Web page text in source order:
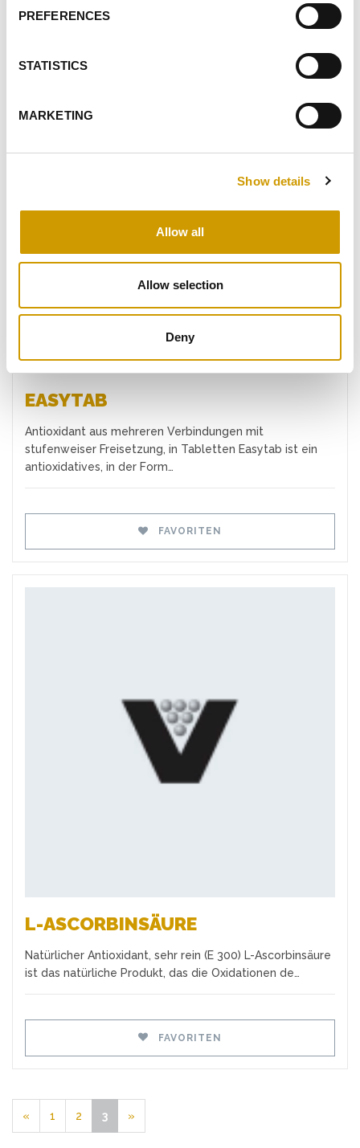
PREFERENCES
STATISTICS
MARKETING
Show details
Allow all
Allow selection
Deny
EASYTAB
Antioxidant aus mehreren Verbindungen mit
stufenweiser Freisetzung, in Tabletten Easytab ist ein
antioxidatives, in der Form…
FAVORITEN
Favoriten
L-ASCORBINSÄURE
Natürlicher Antioxidant, sehr rein (E 300) L-Ascorbinsäure
ist das natürliche Produkt, das die Oxidationen de…
FAVORITEN
« 1 2 3 »